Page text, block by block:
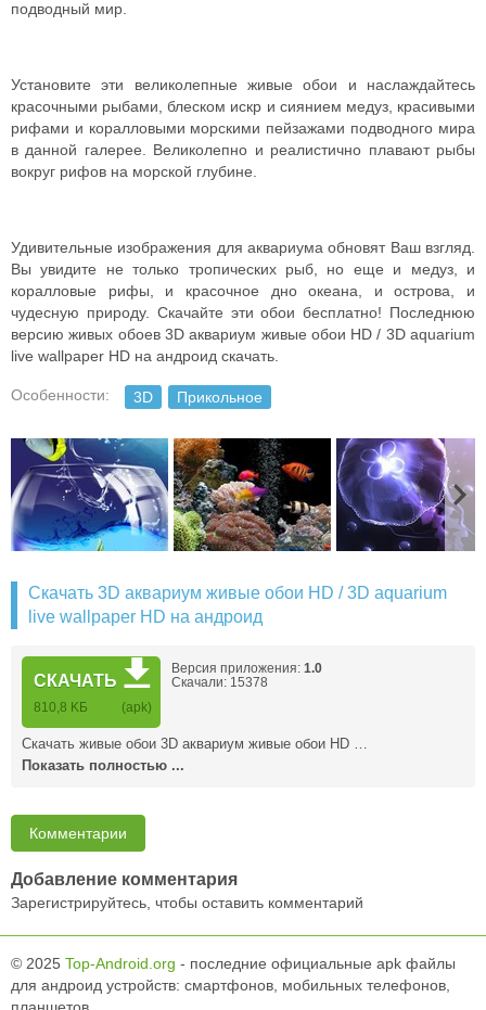
подводный мир.
Установите эти великолепные живые обои и наслаждайтесь
красочными рыбами, блеском искр и сиянием медуз, красивыми
рифами и коралловыми морскими пейзажами подводного мира
в данной галерее. Великолепно и реалистично плавают рыбы
вокруг рифов на морской глубине.
Удивительные изображения для аквариума обновят Ваш взгляд.
Вы увидите не только тропических рыб, но еще и медуз, и
коралловые рифы, и красочное дно океана, и острова, и
чудесную природу. Скачайте эти обои бесплатно! Последнюю
версию живых обоев 3D аквариум живые обои HD / 3D aquarium
live wallpaper HD на андроид скачать.
Особенности: 3D Прикольное
Скачать 3D аквариум живые обои HD / 3D aquarium
live wallpaper HD на андроид
СКАЧАТЬ
810,8 KБ (apk)
Версия приложения: 1.0
Скачали: 15378
Скачать живые обои 3D аквариум живые обои HD …
Показать полностью ...
Комментарии
Добавление комментария
Зарегистрируйтесь, чтобы оставить комментарий
© 2025 Top-Android.org - последние официальные apk файлы
для андроид устройств: смартфонов, мобильных телефонов,